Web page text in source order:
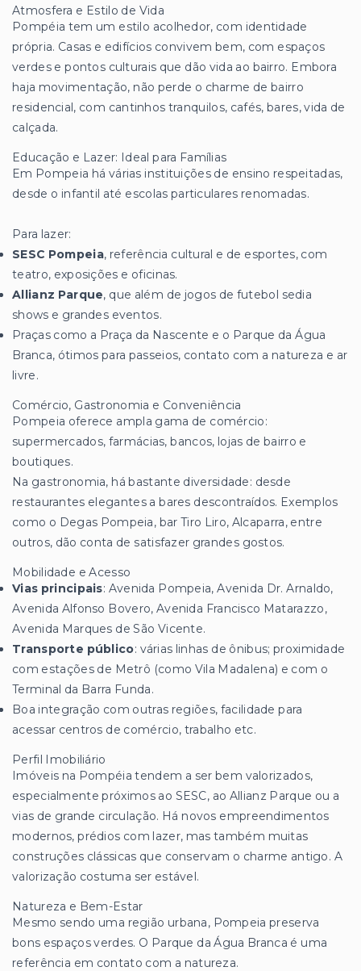
Atmosfera e Estilo de Vida
Pompéia tem um estilo acolhedor, com identidade
própria. Casas e edifícios convivem bem, com espaços
verdes e pontos culturais que dão vida ao bairro. Embora
haja movimentação, não perde o charme de bairro
residencial, com cantinhos tranquilos, cafés, bares, vida de
calçada.
Educação e Lazer: Ideal para Famílias
Em Pompeia há várias instituições de ensino respeitadas,
desde o infantil até escolas particulares renomadas.
Para lazer:
SESC Pompeia, referência cultural e de esportes, com
teatro, exposições e oficinas.
Allianz Parque, que além de jogos de futebol sedia
shows e grandes eventos.
Praças como a Praça da Nascente e o Parque da Água
Branca, ótimos para passeios, contato com a natureza e ar
livre.
Comércio, Gastronomia e Conveniência
Pompeia oferece ampla gama de comércio:
supermercados, farmácias, bancos, lojas de bairro e
boutiques.
Na gastronomia, há bastante diversidade: desde
restaurantes elegantes a bares descontraídos. Exemplos
como o Degas Pompeia, bar Tiro Liro, Alcaparra, entre
outros, dão conta de satisfazer grandes gostos.
Mobilidade e Acesso
Vias principais: Avenida Pompeia, Avenida Dr. Arnaldo,
Avenida Alfonso Bovero, Avenida Francisco Matarazzo,
Avenida Marques de São Vicente.
Transporte público: várias linhas de ônibus; proximidade
com estações de Metrô (como Vila Madalena) e com o
Terminal da Barra Funda.
Boa integração com outras regiões, facilidade para
acessar centros de comércio, trabalho etc.
Perfil Imobiliário
Imóveis na Pompéia tendem a ser bem valorizados,
especialmente próximos ao SESC, ao Allianz Parque ou a
vias de grande circulação. Há novos empreendimentos
modernos, prédios com lazer, mas também muitas
construções clássicas que conservam o charme antigo. A
valorização costuma ser estável.
Natureza e Bem-Estar
Mesmo sendo uma região urbana, Pompeia preserva
bons espaços verdes. O Parque da Água Branca é uma
referência em contato com a natureza.